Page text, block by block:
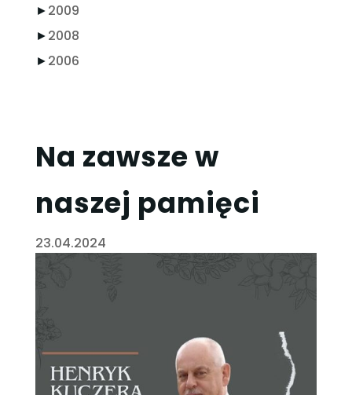
►2009
►2008
►2006
Na zawsze w
naszej pamięci
23.04.2024